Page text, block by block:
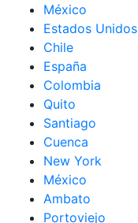
México
Estados Unidos
Chile
España
Colombia
Quito
Santiago
Cuenca
New York
México
Ambato
Portoviejo